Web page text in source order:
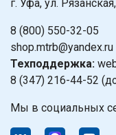
г. Уфа, ул.
8 (800) 550-32-05
shop.mtrb@yandex.ru
Техподдержка:
8 (347) 216-44-52
Мы в социальных